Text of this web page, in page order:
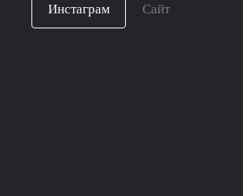
Инстаграм Сайт